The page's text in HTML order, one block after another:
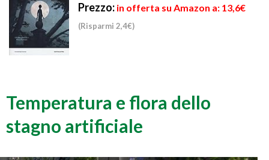
Prezzo: in offerta su Amazon a: 13,6€
(Risparmi 2,4€)
Temperatura e flora dello
stagno artificiale